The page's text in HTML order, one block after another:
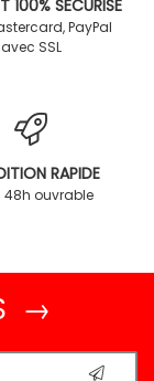
100% SÉCURISÉ
PayPal
avec SSL
RAPIDE
48h ouvrable
→